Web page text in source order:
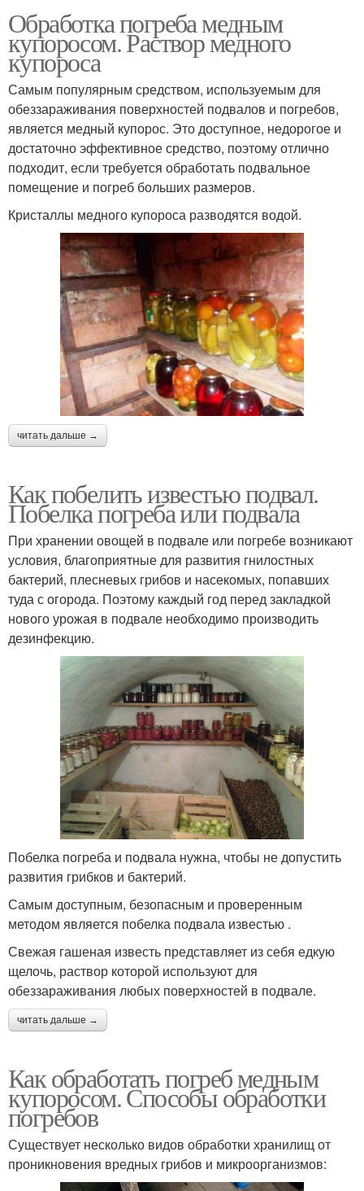
Обработка погреба медным
купоросом. Раствор медного
купороса
Самым популярным средством, используемым для
обеззараживания поверхностей подвалов и погребов,
является медный купорос. Это доступное, недорогое и
достаточно эффективное средство, поэтому отлично
подходит, если требуется обработать подвальное
помещение и погреб больших размеров.
Кристаллы медного купороса разводятся водой.
читать дальше →
Как побелить известью подвал.
Побелка погреба или подвала
При хранении овощей в подвале или погребе возникают
условия, благоприятные для развития гнилостных
бактерий, плесневых грибов и насекомых, попавших
туда с огорода. Поэтому каждый год перед закладкой
нового урожая в подвале необходимо производить
дезинфекцию.
Побелка погреба и подвала нужна, чтобы не допустить
развития грибков и бактерий.
Самым доступным, безопасным и проверенным
методом является побелка подвала известью .
Свежая гашеная известь представляет из себя едкую
щелочь, раствор которой используют для
обеззараживания любых поверхностей в подвале.
читать дальше →
Как обработать погреб медным
купоросом. Способы обработки
погребов
Существует несколько видов обработки хранилищ от
проникновения вредных грибов и микроорганизмов: